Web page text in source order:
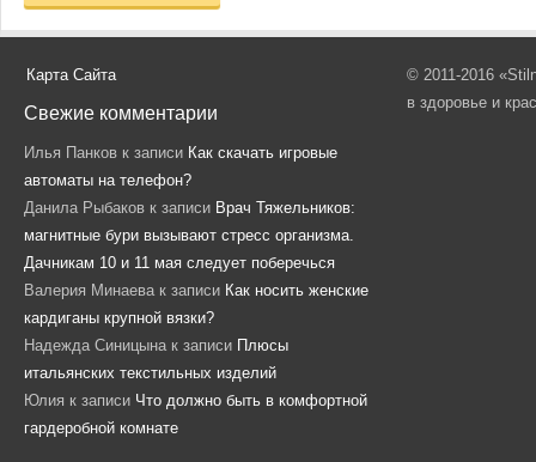
Карта Сайта
Свежие комментарии
Илья Панков к записи Как скачать игровые
автоматы на телефон?
Данила Рыбаков к записи Врач Тяжельников:
магнитные бури вызывают стресс организма.
Дачникам 10 и 11 мая следует поберечься
Валерия Минаева к записи Как носить женские
кардиганы крупной вязки?
Надежда Синицына к записи Плюсы
итальянских текстильных изделий
Юлия к записи Что должно быть в комфортной
гардеробной комнате
© 2011-2016
в здоровье и